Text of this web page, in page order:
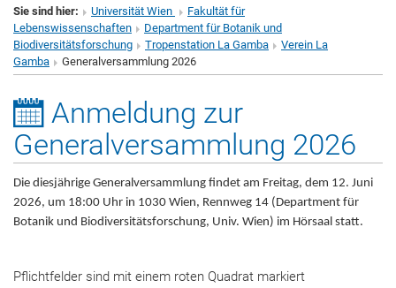
Sie sind hier: Universität Wien
Fakultät für
Lebenswissenschaften
Department für Botanik und
Biodiversitätsforschung
Tropenstation La Gamba
Verein La
Gamba
Generalversammlung 2026
Anmeldung zur
Generalversammlung 2026
Die diesjährige Generalversammlung findet am Freitag, dem 12. Juni
2026, um 18:00 Uhr in 1030 Wien, Rennweg 14 (Department für
Botanik und Biodiversitätsforschung, Univ. Wien) im Hörsaal statt.
Pflichtfelder sind mit einem roten Quadrat markiert